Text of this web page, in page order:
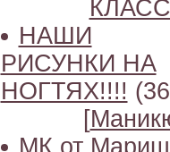
НАШИ
РИСУНКИ НА
НОГТЯХ!!!!
[
МК от